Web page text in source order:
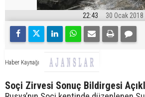
22:43 30 Ocak 2018
Haber Kaynağı
Soçi Zirvesi Sonuç Bildirgesi